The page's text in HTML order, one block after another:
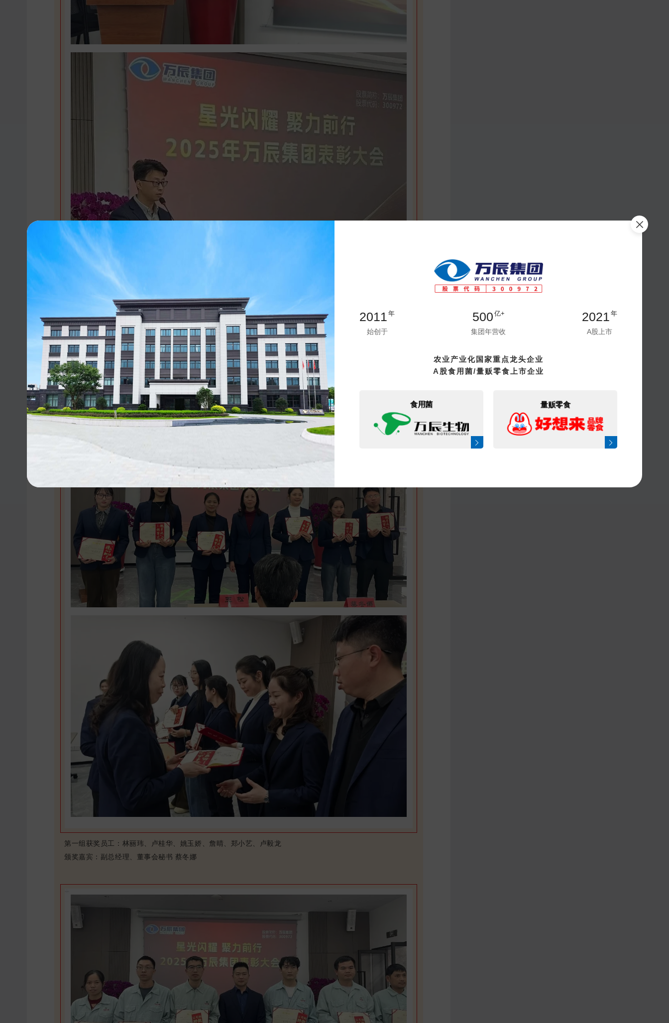
2011 年
始创于
500 亿+
集团年营收
2021 年
A股上市
农业产业化国家重点龙头企业
A股食用菌/量贩零食上市企业
食用菌 量贩零食
会上，公司副总经理王松发表致辞，向全体拼搏奋进的万辰人致以诚挚的敬意，他表示：“面对瞬息万变
的市场环境和日趋激烈的行业竞争，我们全体万辰人凝心聚力，攻坚克难，用坚韧与智慧书写了一份优异的成
绩单。这些成绩的取得，绝非偶然，它凝聚着每一位员工的辛勤汗水，蕴藏着每一个家庭的默默支持。你们，
是万辰最坚实的脊梁，是公司最宝贵的财富。”
二、先进员工颁奖环节
第一组获奖员工：林丽玮、卢桂华、姚玉娇、詹晴、郑小艺、卢毅龙
颁奖嘉宾：副总经理、董事会秘书 蔡冬娜
立即提交